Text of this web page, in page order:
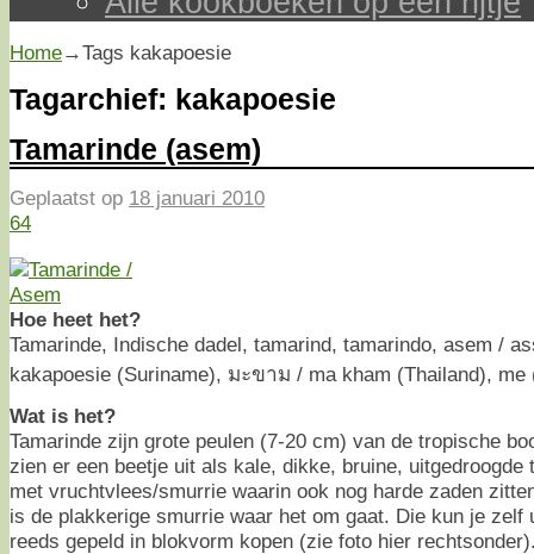
Home→Tags kakapoesie
Tagarchief: kakapoesie
Tamarinde (asem)
Geplaatst op 18 januari 2010
64
Hoe heet het?
Tamarinde, Indische dadel, tamarind, tamarindo, asem /
kakapoesie (Suriname), มะขาม / ma kham (Thailand), me
Wat is het?
Tamarinde zijn grote peulen (7-20 cm) van de tropische
zien er een beetje uit als kale, dikke, bruine, uitgedroogde
met vruchtvlees/smurrie waarin ook nog harde zaden
is de plakkerige smurrie waar het om gaat. Die kun je zelf
reeds gepeld in blokvorm kopen (zie foto hier